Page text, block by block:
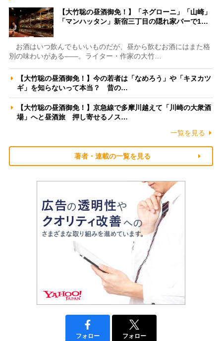
【大竹聡の昼酒御免！】「ネグローニ」「山崎」
「マンハッタン」新宿三丁目の隠れ家バーで1…
お酒はいつ飲んでもいいものだが、昼から飲むお酒にはまた格
別の味わいがある――。ライター・作家の大竹…
【大竹聡の昼酒御免！】今の若者は「なめろう」や「キヌカツ
ギ」を知らないって本当？ 昔の…
【大竹聡の昼酒御免！】京急線で多摩川越えて「川崎の大衆酒
場」へと昼酒旅 押し寄せるノス…
一覧を見る
著者・連載の一覧を見る
フォロー フォロー